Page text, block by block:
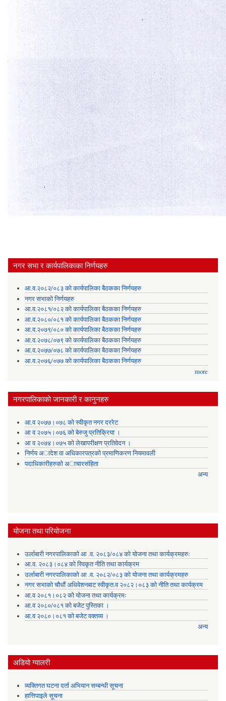
नगर सभा र कार्यपालिकाका निर्णयहरु
आ.व.२०८२/०८३ को कार्यपालिका बैठकका निर्णयहरु
नगर सभाको निर्णयहरु
आ.व.२०८१/०८२ को कार्यपालिका बैठकका निर्णयहरु
आ.व.२०८०/०८१ को कार्यपालिका बैठकका निर्णयहरु
आ.व.२०७९/०८० को कार्यपालिका बैठकका निर्णयहरु
आ.व.२०७८/०७९ को कार्यपालिका बैठकका निर्णयहरु
आ.व.२०७७/०७८ को कार्यपालिका बैठकका निर्णयहरु
आ.व.२०७६/०७७ को कार्यपालिका बैठकका निर्णयहरु
more
नगरपालिकाकाे जानकारी र कानुनहरु
आ.व २०७७।०७८ को स्वीकृत नगर दररेट
आ व २०७५।०७६ को बेरुजु प्रतिक्रिया ।
आ व २०७४।०७५ काे लेखापरीक्षण प्रतिवेदन ।
निर्णय अादेश वा अधिकारपत्रकाे प्रमाणिकरण नियमावली
पदाधिकारीहरुको अाचारसंहिता
अन्य
योजना तथा परियोजना
उर्लाबारी नगरपालिकाको आ .व. २०८३/०८४ को योजना तथा कार्यक्रमहरुः
आ.व. २०८३।०८४ को स्विकृत नीति तथा कार्यक्रम
उर्लाबारी नगरपालिकाको आ .व. २०८२/०८३ को योजना तथा कार्यक्रमहरु
नगर सभाको चौधौं अधिवेशनबाट स्वीकृत.व २०८२।०८३ को नीति तथा कार्यक्रम
आ.व २०८१।०८२ को योजना तथा कार्यक्रमः
आ.व २०८०/०८१ को बजेट पुस्तिका ।
आ.व २०८०।०८१ को बजेट वक्तव्य ।
अन्य
अडियाे ग्यालरी
व्यक्तिगत घटना दर्ता अभियान सम्बन्धी सूचना
हात्तिपाइले सूचना